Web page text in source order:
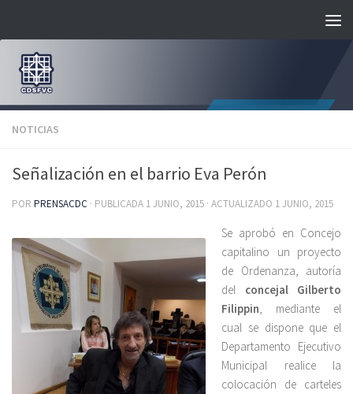
NOTICIAS
Señalización en el barrio Eva Perón
POR PRENSACDC · PUBLICADA 1 JUNIO, 2015 · ACTUALIZADO 1 JUNIO, 2015
Se aprobó en Concejo
capitalino un proyecto
de Ordenanza, autoría
del concejal Gilberto
Filippin, mediante el
cual se dispone que el
Departamento Ejecutivo
Municipal realice la
colocación de carteles